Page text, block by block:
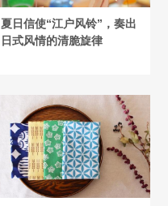
夏日信使“江户风铃”，奏出
日式风情的清脆旋律